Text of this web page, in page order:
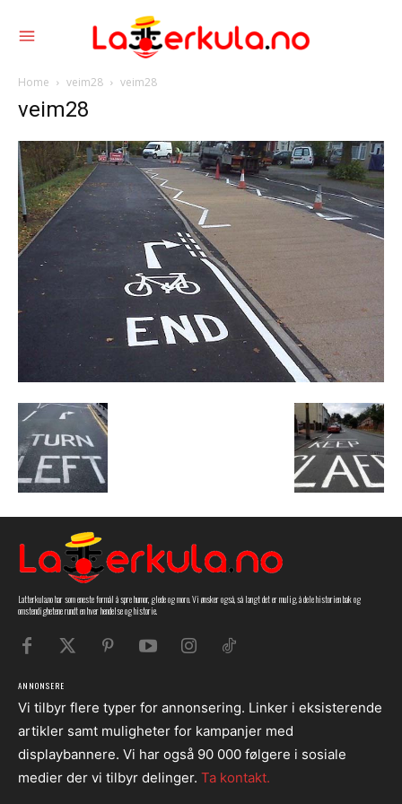
Home veim28 veim28
veim28
Latterkula.no har som eneste formål å spre humor, glede og moro. Vi ønsker også, så langt det er mulig, å dele historien bak og
omstendighetene rundt en hver hendelse og historie.
ANNONSERE
Vi tilbyr flere typer for annonsering. Linker i eksisterende
artikler samt muligheter for kampanjer med
displaybannere. Vi har også 90 000 følgere i sosiale
medier der vi tilbyr delinger. Ta kontakt.